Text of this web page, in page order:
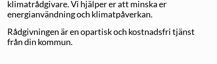
klimatrådgivare. Vi hjälper er att minska er
energianvändning och klimatpåverkan.
Rådgivningen är en opartisk och kostnadsfri tjänst
från din kommun.